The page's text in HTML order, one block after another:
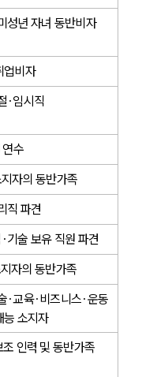
성년 자녀 동반비자
업비자
·임시직
수
자의 동반가족
직 파견
기술 보유 직원 파견
자의 동반가족
·교육·비즈니스·운동
능 소지자
인력 및 동반가족